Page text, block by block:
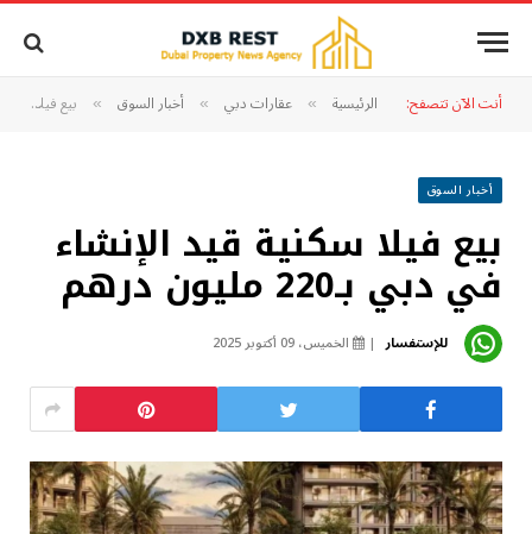
أنت الآن تتصفح: الرئيسية » عقارات دبي » أخبار السوق » بيع فيلا سكنية قيد الإنشاء في دبي بـ220 مليون درهم
أخبار السوق
بيع فيلا سكنية قيد الإنشاء
في دبي بـ220 مليون درهم
للإستفسار الخميس، 09 أكتوبر 2025